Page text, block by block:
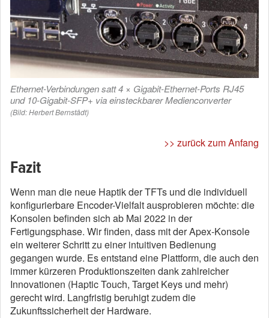
Ethernet-Verbindungen satt 4 × Gigabit-Ethernet-Ports RJ45
und 10-Gigabit-SFP+ via einsteckbarer Medienconverter
(Bild: Herbert Bernstädt)
>> zurück zum Anfang
Fazit
Wenn man die neue Haptik der TFTs und die individuell
konfigurierbare Encoder-Vielfalt ausprobieren möchte: die
Konsolen befinden sich ab Mai 2022 in der
Fertigungsphase. Wir finden, dass mit der Apex-Konsole
ein weiterer Schritt zu einer intuitiven Bedienung
gegangen wurde. Es entstand eine Plattform, die auch den
immer kürzeren Produktionszeiten dank zahlreicher
Innovationen (Haptic Touch, Target Keys und mehr)
gerecht wird. Langfristig beruhigt zudem die
Zukunftssicherheit der Hardware.